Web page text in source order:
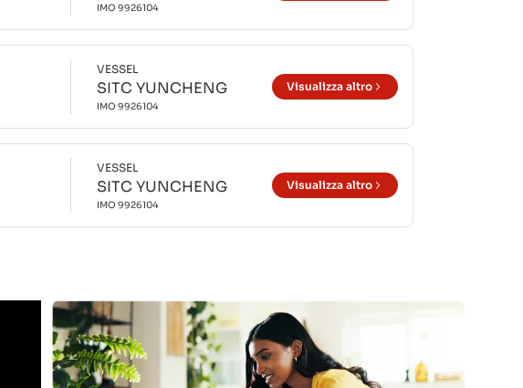
IMO 9926104
VESSEL
SITC YUNCHENG
IMO 9926104
Visualizza altro
VESSEL
SITC YUNCHENG
IMO 9926104
Visualizza altro